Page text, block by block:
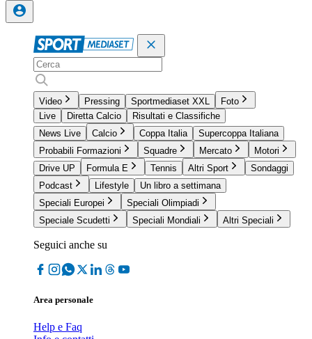
Video Pressing Sportmediaset XXL
Foto
Live
Diretta Calcio
Risultati e Classifiche
News Live
Calcio Coppa Italia
Supercoppa Italiana
Probabili Formazioni
Squadre Mercato
Motori
Drive UP
Formula E Tennis Altri Sport
Sondaggi
Podcast
Lifestyle
Un libro a settimana
Speciali Europei
Speciali Olimpiadi
Speciale Scudetti
Speciali Mondiali Altri Speciali
Seguici anche su
Area personale
Help e Faq